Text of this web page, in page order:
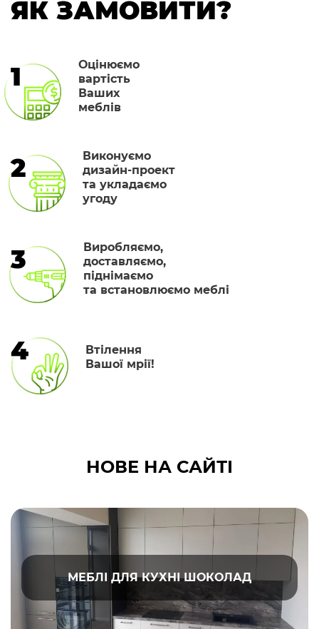
ЯК ЗАМОВИТИ?
1
Оцінюємо
вартість
Ваших
меблів
2
Виконуємо
дизайн-проект
та укладаємо
угоду
3
Виробляємо,
доставляємо,
піднімаємо
та встановлюємо меблі
4
Втілення
Вашої мрії!
НОВЕ НА САЙТІ
МЕБЛІ ДЛЯ КУХНІ ШОКОЛАД